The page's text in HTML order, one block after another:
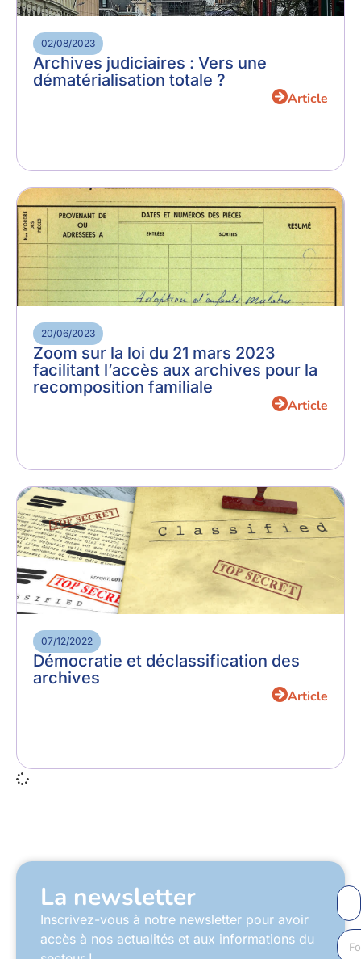
02/08/2023
Archives judiciaires : Vers une
dématérialisation totale ?
Article
20/06/2023
Zoom sur la loi du 21 mars 2023
facilitant l’accès aux archives pour la
recomposition familiale
Article
07/12/2022
Démocratie et déclassification des
archives
Article
La newsletter
Inscrivez-vous à notre newsletter pour avoir
accès à nos actualités et aux informations du